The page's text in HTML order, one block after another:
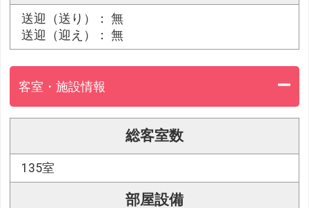
送迎（送り）： 無
送迎（迎え）： 無
客室・施設情報
総客室数
135室
部屋設備